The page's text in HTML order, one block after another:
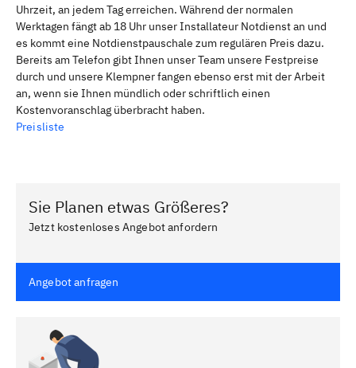
Uhrzeit, an jedem Tag erreichen. Während der normalen
Werktagen fängt ab 18 Uhr unser Installateur Notdienst an und
es kommt eine Notdienstpauschale zum regulären Preis dazu.
Bereits am Telefon gibt Ihnen unser Team unsere Festpreise
durch und unsere Klempner fangen ebenso erst mit der Arbeit
an, wenn sie Ihnen mündlich oder schriftlich einen
Kostenvoranschlag überbracht haben.
Preisliste
Sie Planen etwas Größeres?
Jetzt kostenloses Angebot anfordern
Angebot anfragen